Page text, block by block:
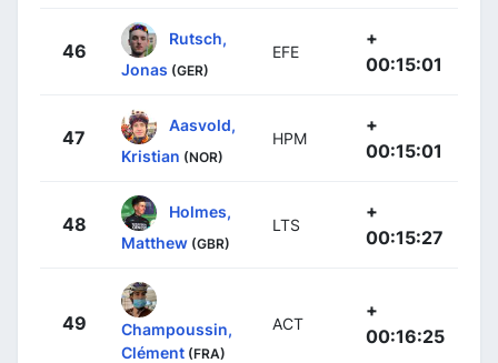
46
Rutsch,
Jonas (GER)
EFE
+
00:15:01
47
Aasvold,
Kristian (NOR)
HPM
+
00:15:01
48
Holmes,
Matthew (GBR)
LTS
+
00:15:27
49
Champoussin,
Clément (FRA)
ACT
+
00:16:25